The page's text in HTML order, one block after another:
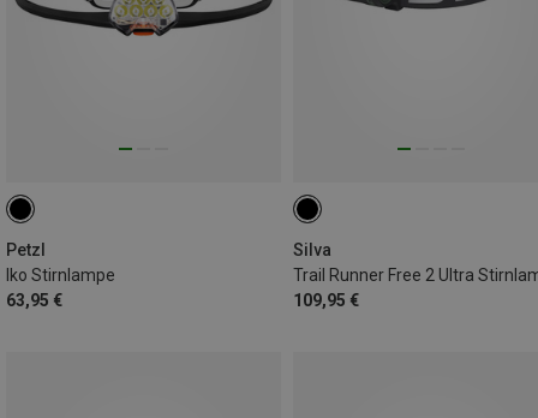
Petzl
Iko Stirnlampe
63,95 €
Silva
Trail Runner Free 2 Ultra
109,95 €